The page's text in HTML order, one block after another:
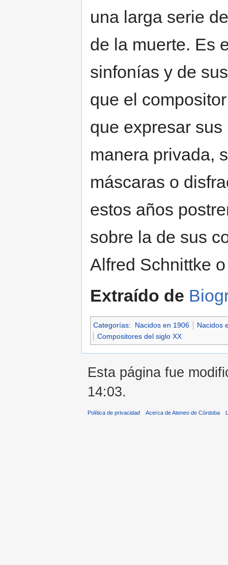
una larga serie
de la muerte. Es
sinfonías y de
que el
que expresar
manera privada,
máscaras o
estos años
sobre la de sus
Alfred Schnittke
Extraído de
Categorías: Nacidos en 1906
Nacidos
Compositores del siglo XX
Esta página fue
14:03.
Política de privacidad Acerca de Ateneo de Córdoba